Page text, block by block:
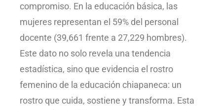
compromiso. En la educación básica, las
mujeres representan el 59% del personal
docente (39,661 frente a 27,229 hombres).
Este dato no solo revela una tendencia
estadística, sino que evidencia el rostro
femenino de la educación chiapaneca: un
rostro que cuida, sostiene y transforma. Esta